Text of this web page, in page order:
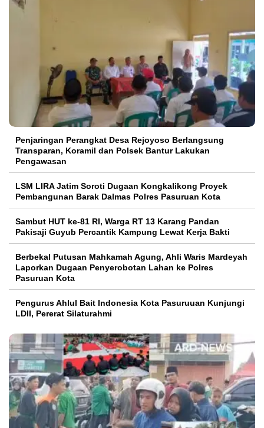
Penjaringan Perangkat Desa Rejoyoso Berlangsung
Transparan, Koramil dan Polsek Bantur Lakukan
Pengawasan
LSM LIRA Jatim Soroti Dugaan Kongkalikong Proyek
Pembangunan Barak Dalmas Polres Pasuruan Kota
Sambut HUT ke-81 RI, Warga RT 13 Karang Pandan
Pakisaji Guyub Percantik Kampung Lewat Kerja Bakti
Berbekal Putusan Mahkamah Agung, Ahli Waris Mardeyah
Laporkan Dugaan Penyerobotan Lahan ke Polres
Pasuruan Kota
Pengurus Ahlul Bait Indonesia Kota Pasuruuan Kunjungi
LDII, Pererat Silaturahmi